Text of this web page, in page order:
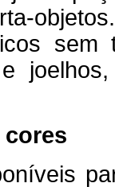
sem
cores